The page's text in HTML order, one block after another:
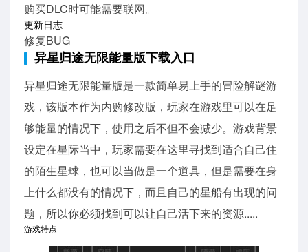
购买DLC时可能需要联网。
更新日志
修复BUG
异星归途无限能量版下载入口
异星归途无限能量版是一款简单易上手的冒险解谜游
戏，该版本作为内购修改版，玩家在游戏里可以在足
够能量的情况下，使用之后不但不会减少。游戏背景
设定在星际当中，玩家需要在这里寻找到适合自己住
的陌生星球，也可以当做是一个道具，但是需要在身
上什么都没有的情况下，而且自己的星船有出现的问
题，所以你必须找到可以让自己活下来的资源.....
游戏特点